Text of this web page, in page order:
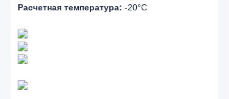
Расчетная температура: -20°C